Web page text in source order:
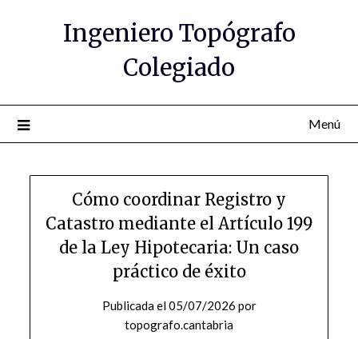
Ingeniero Topógrafo
Colegiado
Menú
Cómo coordinar Registro y
Catastro mediante el Artículo 199
de la Ley Hipotecaria: Un caso
práctico de éxito
Publicada el05/07/2026 por
topografo.cantabria